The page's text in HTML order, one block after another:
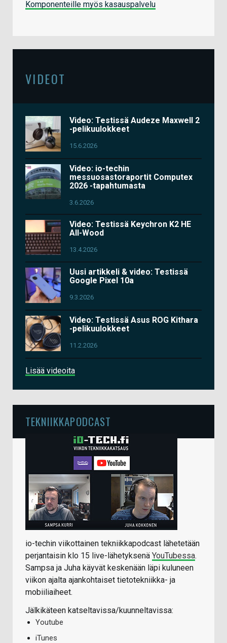
Komponenteille myös kasauspalvelu
VIDEOT
Video: Testissä Audeze Maxwell 2
-pelikuulokkeet
15.6.2026
Video: io-techin
messuosastoraportit Computex
2026 -tapahtumasta
3.6.2026
Video: Testissä Keychron K2 HE
All-Wood
13.4.2026
Uusi artikkeli & video: Testissä
Google Pixel 10a
9.3.2026
Video: Testissä Asus ROG Kithara
-pelikuulokkeet
11.2.2026
Lisää videoita
TEKNIIKKAPODCAST
io-techin viikottainen tekniikkapodcast lähetetään
perjantaisin klo 15 live-lähetyksenä YouTubessa.
Sampsa ja Juha käyvät keskenään läpi kuluneen
viikon ajalta ajankohtaiset tietotekniikka- ja
mobiiliaiheet.
Jälkikäteen katseltavissa/kuunneltavissa:
Youtube
iTunes